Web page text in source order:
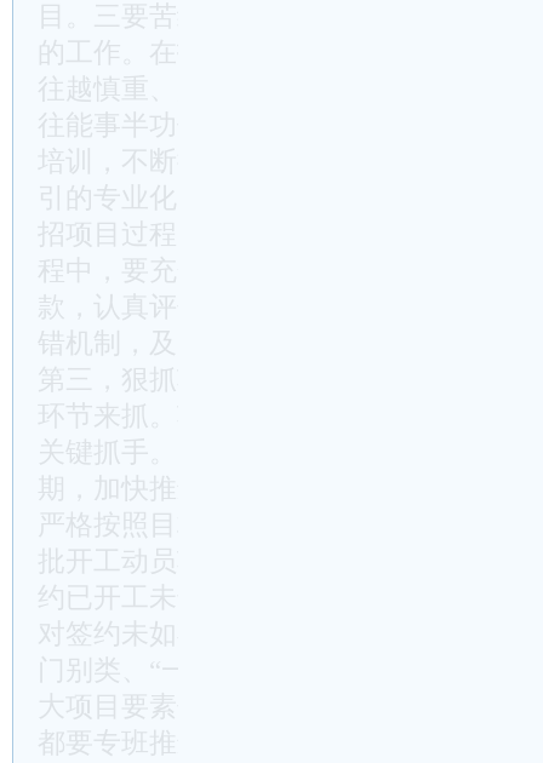
目。三要苦练“引”的内功。招商引资本
的工作。在招商引资过程中，越是大项
往越慎重、越看重专业性，我们越专业
往能事半功倍。要加强**主导产业、招
培训，不断提升招商队伍项目甄别、谈
引的专业化、精准化水平。需要强调的
招项目过程中要注重规范招商引资行为
程中，要充分考虑自身的
款，认真评估招引项目前景和企业经营
错机制，及时有效应对市场环境变化。
第三，狠抓项目招商投资，就要把加快
环节来抓。项目签约只是开始，项目建
关键抓手。一要加强项目管理。抓住当
期，加快推进在建项目建设，力争形成
严格按照目标要求，加快推进省重点项
批开工动员项目尤其是2023年增发国债
约已开工未达投资进度的项目，各地要
对签约未如期开工的项目，市发改委、
门别类、“一企一策”解决问题。二要加
大项目要素保障、行政审批、产销对接
都要专班推进、专班攻坚，雷厉风行、